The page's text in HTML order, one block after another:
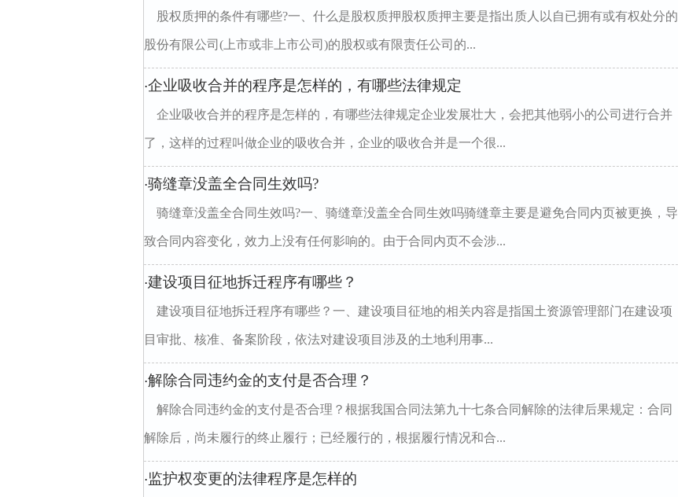
股权质押的条件有哪些?一、什么是股权质押股权质押主要是指出质人以自已拥有或有权处分的
股份有限公司(上市或非上市公司)的股权或有限责任公司的...
·企业吸收合并的程序是怎样的，有哪些法律规定
企业吸收合并的程序是怎样的，有哪些法律规定企业发展壮大，会把其他弱小的公司进行合并
了，这样的过程叫做企业的吸收合并，企业的吸收合并是一个很...
·骑缝章没盖全合同生效吗?
骑缝章没盖全合同生效吗?一、骑缝章没盖全合同生效吗骑缝章主要是避免合同内页被更换，导
致合同内容变化，效力上没有任何影响的。由于合同内页不会涉...
·建设项目征地拆迁程序有哪些？
建设项目征地拆迁程序有哪些？一、建设项目征地的相关内容是指国土资源管理部门在建设项
目审批、核准、备案阶段，依法对建设项目涉及的土地利用事...
·解除合同违约金的支付是否合理？
解除合同违约金的支付是否合理？根据我国合同法第九十七条合同解除的法律后果规定：合同
解除后，尚未履行的终止履行；已经履行的，根据履行情况和合...
·监护权变更的法律程序是怎样的